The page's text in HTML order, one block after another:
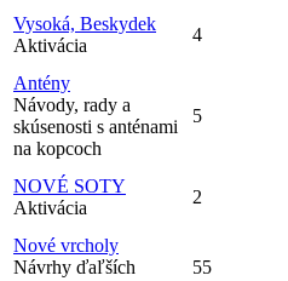
Vysoká, Beskydek
Aktivácia
4
Antény
Návody, rady a
skúsenosti s anténami
na kopcoch
5
NOVÉ SOTY
Aktivácia
2
Nové vrcholy
Návrhy ďaľších
55